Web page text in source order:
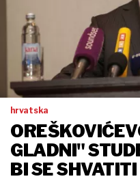
hrvatska
GLADNI"
BI SE